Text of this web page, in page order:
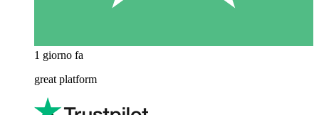
1 giorno fa
great platform